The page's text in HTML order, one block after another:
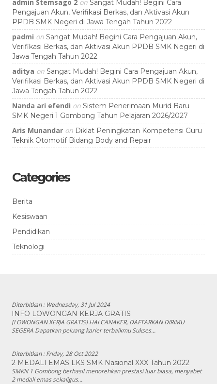
admin Stemsago 2 on Sangat Mudah! Begini Cara
Pengajuan Akun, Verifikasi Berkas, dan Aktivasi Akun
PPDB SMK Negeri di Jawa Tengah Tahun 2022
padmi on Sangat Mudah! Begini Cara Pengajuan Akun,
Verifikasi Berkas, dan Aktivasi Akun PPDB SMK Negeri di
Jawa Tengah Tahun 2022
aditya on Sangat Mudah! Begini Cara Pengajuan Akun,
Verifikasi Berkas, dan Aktivasi Akun PPDB SMK Negeri di
Jawa Tengah Tahun 2022
Nanda ari efendi on Sistem Penerimaan Murid Baru
SMK Negeri 1 Gombong Tahun Pelajaran 2026/2027
Aris Munandar on Diklat Peningkatan Kompetensi Guru
Teknik Otomotif Bidang Body and Repair
Categories
Berita
Kesiswaan
Pendidikan
Teknologi
Diterbitkan : Wednesday, 31 Jul 2024
INFO LOWONGAN KERJA GRATIS
[LOWONGAN KERJA GRATIS] HAI CANAKER, DAFTARKAN DIRIMU
SEGERA Dapatkan peluang karier terbaikmu Sukses...
Diterbitkan :Friday, 28 Oct 2022
2 MEDALI EMAS LKS SMK Nasional XXX Tahun 2022
SMKN 1 Gombong berhasil menorehkan prestasi luar biasa, menyabet
2 medali emas sekaligus...